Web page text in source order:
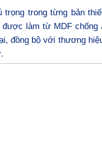
trọng trong từng bản
làm từ MDF chống
đồng bộ với thương